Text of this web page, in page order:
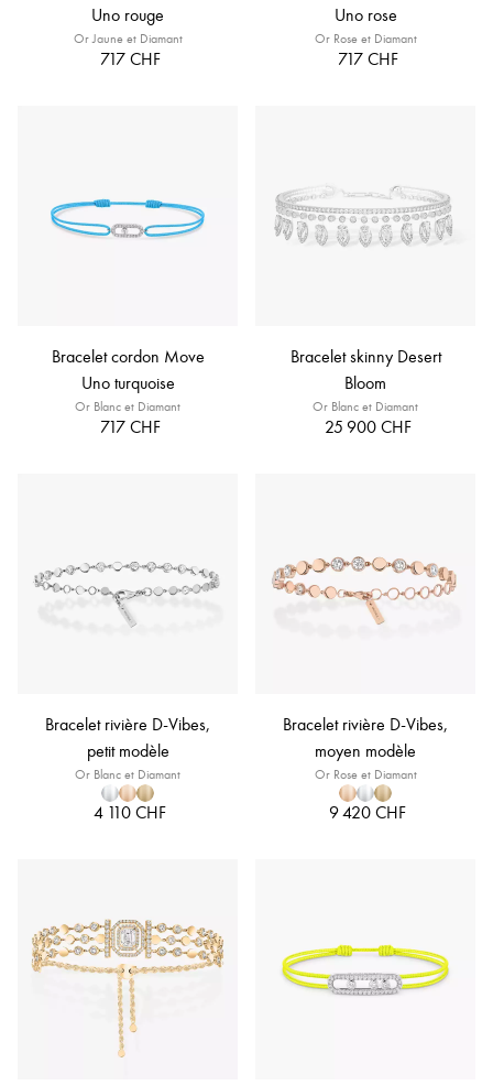
Uno rouge
Or Jaune et Diamant
717 CHF
Uno rose
Or Rose et Diamant
717 CHF
Bracelet cordon Move
Uno turquoise
Or Blanc et Diamant
717 CHF
Bracelet skinny Desert
Bloom
Or Blanc et Diamant
25 900 CHF
Bracelet rivière D-Vibes,
petit modèle
Or Blanc et Diamant
4 110 CHF
Bracelet rivière D-Vibes,
moyen modèle
Or Rose et Diamant
9 420 CHF